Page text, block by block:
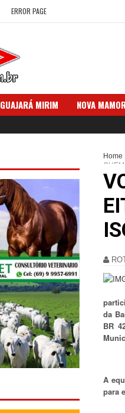
ERROR PAGE
GUAJARÁ MIRIM NOVA
Home
da
BR
A
para